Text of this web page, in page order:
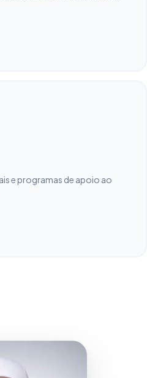
e programas de apoio ao